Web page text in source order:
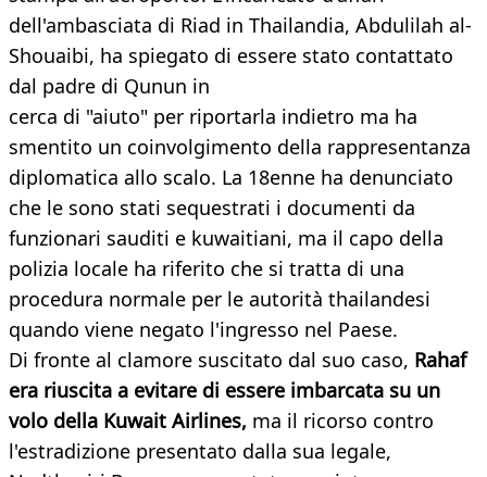
dell'ambasciata di Riad in Thailandia, Abdulilah al-
Shouaibi, ha spiegato di essere stato contattato
dal padre di Qunun in
cerca di "aiuto" per riportarla indietro ma ha
smentito un coinvolgimento della rappresentanza
diplomatica allo scalo. La 18enne ha denunciato
che le sono stati sequestrati i documenti da
funzionari sauditi e kuwaitiani, ma il capo della
polizia locale ha riferito che si tratta di una
procedura normale per le autorità thailandesi
quando viene negato l'ingresso nel Paese.
Di fronte al clamore suscitato dal suo caso, Rahaf
era riuscita a evitare di essere imbarcata su un
volo della Kuwait Airlines, ma il ricorso contro
l'estradizione presentato dalla sua legale,